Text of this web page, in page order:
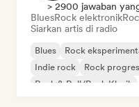
> 2900 jawaban
BluesRock elektronik
Siarkan artis di radio
Blues Rock
Indie rock
Rock
Rock & Roll/Rock Klasik